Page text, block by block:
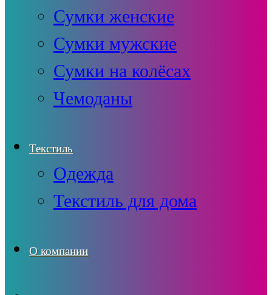
Сумки женские
Сумки мужские
Сумки на колёсах
Чемоданы
Текстиль
Одежда
Текстиль для дома
О компании